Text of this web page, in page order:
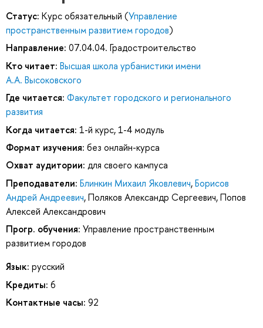
Статус: Курс обязательный (Управление
пространственным развитием городов)
Направление: 07.04.04. Градостроительство
Кто читает: Высшая школа урбанистики имени
А.А. Высоковского
Где читается: Факультет городского и регионального
развития
Когда читается: 1-й курс, 1-4 модуль
Формат изучения: без онлайн-курса
Охват аудитории: для своего кампуса
Преподаватели: Блинкин Михаил Яковлевич,Борисов
Андрей Андреевич,Поляков Александр Сергеевич,Попов
Алексей Александрович
Прогр. обучения: Управление пространственным
развитием городов
Язык: русский
Кредиты: 6
Контактные часы: 92